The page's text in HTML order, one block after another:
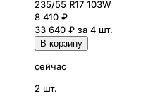
235/55 R17 103W
8 410 ₽
33 640 ₽ за 4 шт.
В корзину
сейчас
2 шт.